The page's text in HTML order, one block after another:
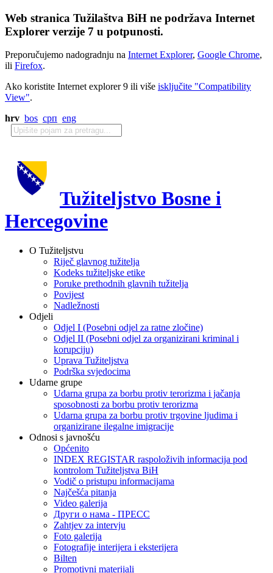
Web stranica Tužilaštva BiH ne podržava Internet
Explorer verzije 7 u potpunosti.
Preporučujemo nadogradnju na Internet Explorer, Google Chrome,
ili Firefox.
Ako koristite Internet explorer 9 ili više isključite "Compatibility
View".
hrv bos срп eng
Tužiteljstvo Bosne i
Hercegovine
O Tužiteljstvu
Riječ glavnog tužitelja
Kodeks tužiteljske etike
Poruke prethodnih glavnih tužitelja
Povijest
Nadležnosti
Odjeli
Odjel I (Posebni odjel za ratne zločine)
Odjel II (Posebni odjel za organizirani kriminal i
korupciju)
Uprava Tužiteljstva
Podrška svjedocima
Udarne grupe
Udarna grupa za borbu protiv terorizma i jačanja
sposobnosti za borbu protiv terorizma
Udarna grupa za borbu protiv trgovine ljudima i
organizirane ilegalne imigracije
Odnosi s javnošću
Općenito
INDEX REGISTAR raspoloživih informacija pod
kontrolom Tužiteljstva BiH
Vodič o pristupu informacijama
Najčešća pitanja
Video galerija
Други о нама - ПРЕСC
Zahtjev za intervju
Foto galerija
Fotografije interijera i eksterijera
Bilten
Promotivni materijali